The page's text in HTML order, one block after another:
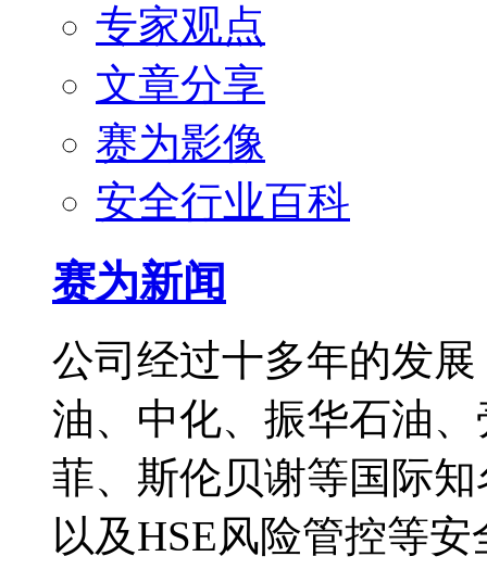
专家观点
文章分享
赛为影像
安全行业百科
赛为新闻
公司经过十多年的发
油、中化、振华石油
菲、斯伦贝谢等国际
以及HSE风险管控等